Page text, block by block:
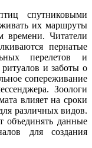
спутниковыми
их маршруты
времени. Читатели
пернатые
перелетов и
и заботы о
сопереживание
Зоологи
влияет на сроки
различных видов.
объединять данные
для создания